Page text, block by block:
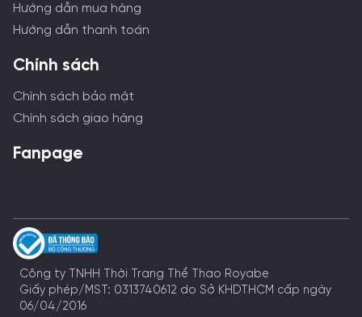
Hướng dẫn mua hàng
Hướng dẫn thanh toán
Chính sách
Chính sách bảo mật
Chính sách giao hàng
Fanpage
Công ty TNHH Thời Trang Thể Thao Royabe
Giấy phép/MST: 0313740612 do Sở KHDTHCM cấp ngày
06/04/2016